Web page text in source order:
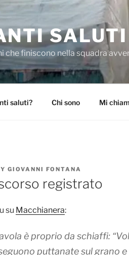
SALUTI
che finiscono nella squadra
saluti? Chi sono Mi
GIOVANNI FONTANA
registrato
su Macchianera:
è proprio da schiaffi:
puttanate sul grano e